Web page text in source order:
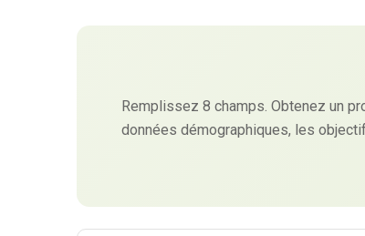
Remplissez 8 champs. Obtenez un
données démographiques, les